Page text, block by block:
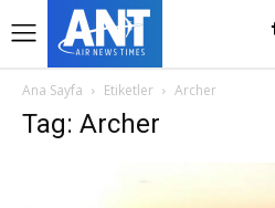
Ana Sayfa Etiketler Archer
Tag: Archer